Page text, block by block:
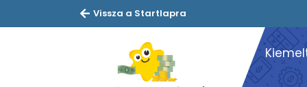
Vissza a Startlapra